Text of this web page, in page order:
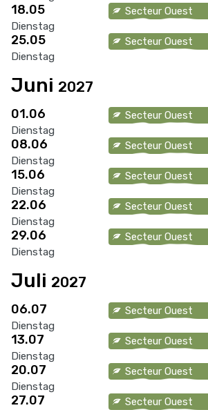
18.05
Dienstag
Secteur Ouest
25.05
Dienstag
Secteur Ouest
Juni 2027
01.06
Dienstag
Secteur Ouest
08.06
Dienstag
Secteur Ouest
15.06
Dienstag
Secteur Ouest
22.06
Dienstag
Secteur Ouest
29.06
Dienstag
Secteur Ouest
Juli 2027
06.07
Dienstag
Secteur Ouest
13.07
Dienstag
Secteur Ouest
20.07
Dienstag
Secteur Ouest
27.07 Secteur Ouest